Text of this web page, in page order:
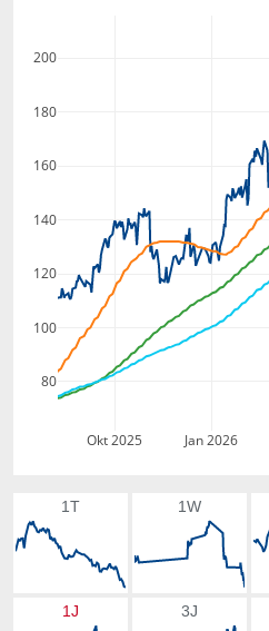
Okt 2025 Jan 2026
80
100
120
140
160
180
200
1T 1W
1J 3J